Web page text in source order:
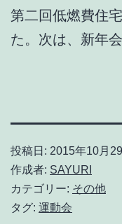
第二回低燃費住
た。次は、新年会
投稿日: 2015年10月
作成者: SAYURI
カテゴリー: その他
タグ: 運動会